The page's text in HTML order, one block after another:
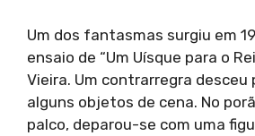
Um dos fantasmas surgiu em
ensaio de “Um Uísque para o
Vieira. Um contrarregra desceu
alguns objetos de cena. No
palco, deparou-se com uma